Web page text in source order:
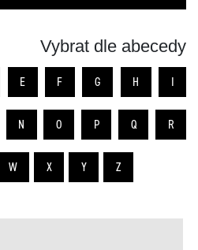
Vybrat dle abecedy
E F G H
N O P Q R
W X Y Z